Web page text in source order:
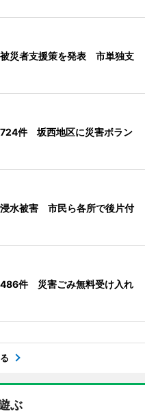
災者支援策を発表 市単独支
724件 坂西地区に災害ボラン
水被害 市民ら各所で後片付
486件 災害ごみ無料受け入れ
ぶ